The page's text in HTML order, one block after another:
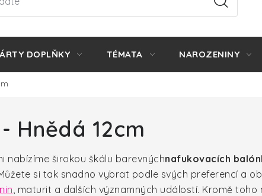
DOPLŇKY TÉMATA NAROZENINY
Hnědá 12cm
nabízíme širokou škálu barevnýchnafukovacích
si tak snadno vybrat podle svých preferencí a
, maturit a dalších významných událostí. Kromě toho